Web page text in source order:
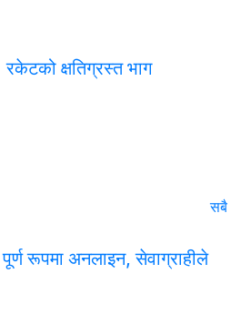
क्षतिग्रस्त भाग
सबै
रूपमा अनलाइन, सेवाग्राहीले